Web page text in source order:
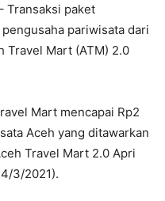
Transaksi paket
pariwisata dari
Travel Mart (ATM) 2.0
Mart mencapai Rp2
Aceh yang ditawarkan
Travel Mart 2.0 Apri
3/2021).